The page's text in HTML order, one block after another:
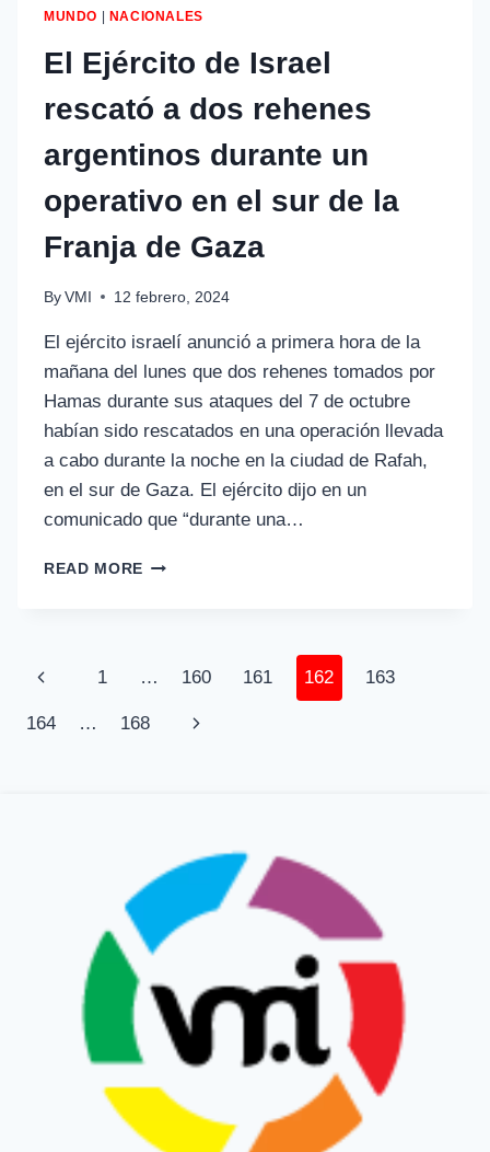
MUNDO NACIONALES
El Ejército de Israel
rescató a dos rehenes
argentinos durante un
operativo en el sur de la
Franja de Gaza
By VMI 12 febrero, 2024
El ejército israelí anunció a primera hora de la
mañana del lunes que dos rehenes tomados por
Hamas durante sus ataques del 7 de octubre
habían sido rescatados en una operación llevada
a cabo durante la noche en la ciudad de Rafah,
en el sur de Gaza. El ejército dijo en un
comunicado que “durante una…
READ MORE
1 … 160 161 162 163
164 … 168